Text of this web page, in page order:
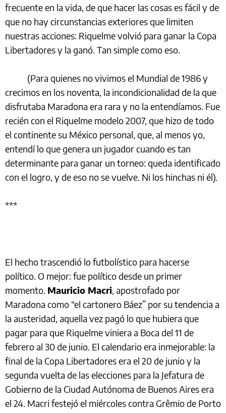
frecuente en la vida, de que hacer las cosas es fácil y de
que no hay circunstancias exteriores que limiten
nuestras acciones: Riquelme volvió para ganar la Copa
Libertadores y la ganó. Tan simple como eso.
(Para quienes no vivimosel Mundial de 1986 y
crecimos en los noventa, la incondicionalidad de la que
disfrutaba Maradona era rara y no la entendíamos. Fue
recién con el Riquelme modelo 2007, que hizo de todo
el continente su México personal, que, al menos yo,
entendí lo que genera un jugador cuando es tan
determinante para ganar un torneo: queda identificado
con el logro, y de eso no se vuelve. Ni los hinchas ni él).
***
El hecho trascendió lo futbolístico para hacerse
político. O mejor: fue político desde un primer
momento. Mauricio Macri, apostrofado por
Maradona como “el cartonero Báez” por su tendencia a
la austeridad, aquella vez pagó lo que hubiera que
pagar para que Riquelme viniera a Boca del 11 de
febrero al 30 de junio. El calendario era inmejorable: la
final de la Copa Libertadores era el 20 de junio y la
segunda vuelta de las elecciones para la Jefatura de
Gobierno de la Ciudad Autónoma de Buenos Aires era
el 24. Macri festejó el miércoles contra Grêmio de Porto